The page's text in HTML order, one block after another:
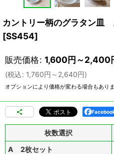
カントリー柄のグラタン
[SS454]
販売価格: 1,600円～2,400
(税込: 1,760円 ～2,640円)
オプションにより価格が変わる場合もありま
枚数選択
A 2枚セット